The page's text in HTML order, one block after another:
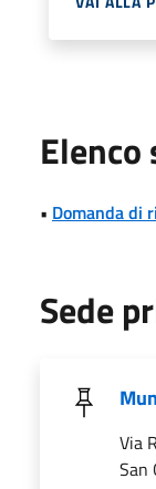
• Domanda di
Sede
Via
San